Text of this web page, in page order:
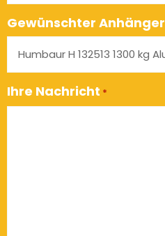
Gewünschter Anhänger
Ihre Nachricht *